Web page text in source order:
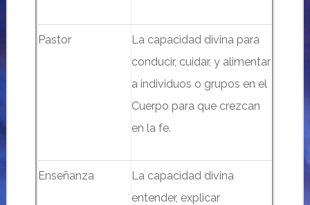
Pastor
La capacidad divina para
conducir, cuidar, y alimentar
a individuos o grupos en el
Cuerpo para que crezcan
en la fe.
Enseñanza
La capacidad divina
entender, explicar